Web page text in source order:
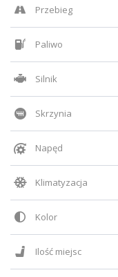
Przebieg
Paliwo
Silnik
Skrzynia
Napęd
Klimatyzacja
Kolor
Ilość miejsc